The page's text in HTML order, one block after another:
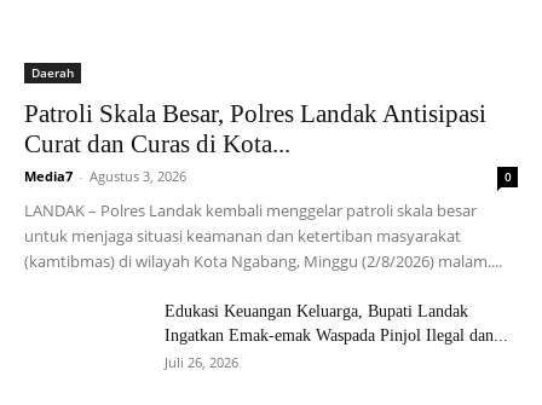
Daerah
Patroli Skala Besar, Polres Landak Antisipasi
Curat dan Curas di Kota...
Media7 - Agustus 3, 2026 0
LANDAK – Polres Landak kembali menggelar patroli skala besar
untuk menjaga situasi keamanan dan ketertiban masyarakat
(kamtibmas) di wilayah Kota Ngabang, Minggu (2/8/2026) malam....
Edukasi Keuangan Keluarga, Bupati Landak
Ingatkan Emak-emak Waspada Pinjol Ilegal dan...
Juli 26, 2026